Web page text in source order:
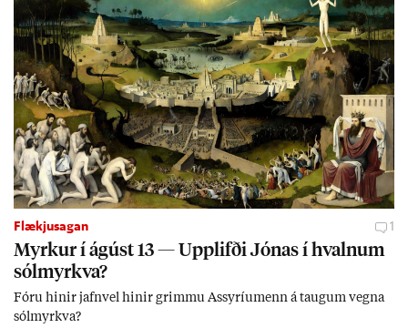
Flækjusagan 1
Myrk­ur í ág­úst 13 — Upp­lifði Jón­as í hvaln­um
sól­myrkva?
Fóru hinir jafn­vel hinir grimmu Ass­yríu­menn á taug­um vegna
sól­myrkva?